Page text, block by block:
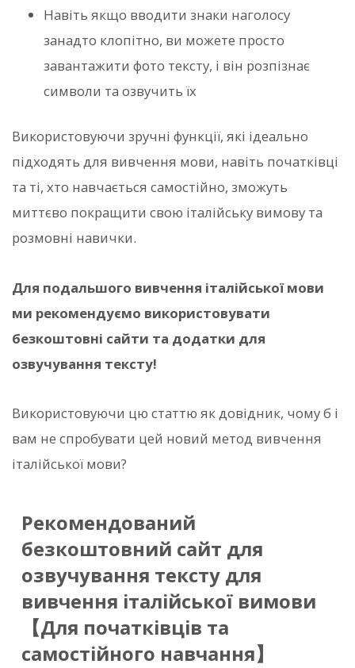
Навіть якщо вводити знаки наголосу
занадто клопітно, ви можете просто
завантажити фото тексту, і він розпізнає
символи та озвучить їх
Використовуючи зручні функції, які ідеально
підходять для вивчення мови, навіть початківці
та ті, хто навчається самостійно, зможуть
миттєво покращити свою італійську вимову та
розмовні навички.
Для подальшого вивчення італійської мови
ми рекомендуємо використовувати
безкоштовні сайти та додатки для
озвучування тексту!
Використовуючи цю статтю як довідник, чому б і
вам не спробувати цей новий метод вивчення
італійської мови?
Рекомендований
безкоштовний сайт для
озвучування тексту для
вивчення італійської вимови
【Для початківців та
самостійного навчання】